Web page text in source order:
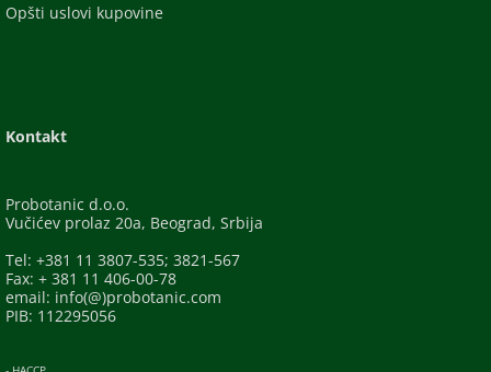
Opšti uslovi kupovine
Kontakt
Probotanic d.o.o.
Vučićev prolaz 20a, Beograd, Srbija
Tel: +381 11 3807-535; 3821-567
Fax: + 381 11 406-00-78
email: info(@)probotanic.com
PIB: 112295056